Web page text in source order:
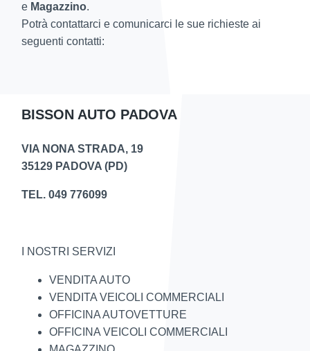
e Magazzino.
Potrà contattarci e comunicarci le sue richieste ai
seguenti contatti:
BISSON AUTO PADOVA
VIA NONA STRADA, 19
35129 PADOVA (PD)
TEL. 049 776099
I NOSTRI SERVIZI
VENDITA AUTO
VENDITA VEICOLI COMMERCIALI
OFFICINA AUTOVETTURE
OFFICINA VEICOLI COMMERCIALI